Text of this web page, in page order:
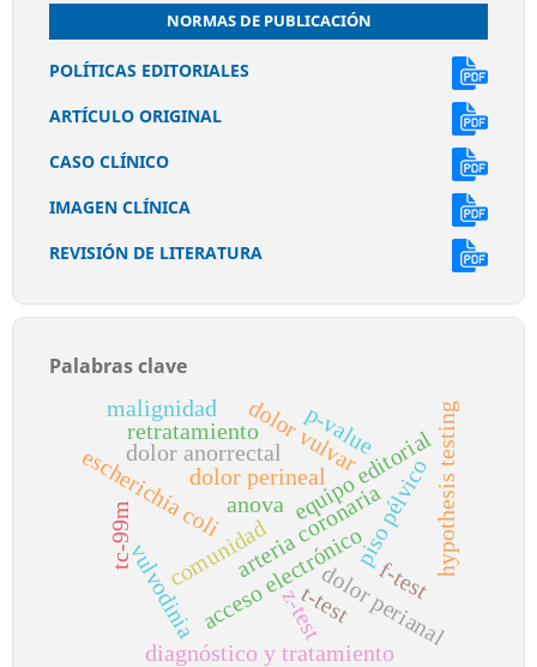
NORMAS DE PUBLICACIÓN
POLÍTICAS EDITORIALES
ARTÍCULO ORIGINAL
CASO CLÍNICO
IMAGEN CLÍNICA
REVISIÓN DE LITERATURA
Palabras clave
equipo editorial
acceso electrónico
comunidad
escherichia colidolor perineal
vulvodinia
dolor vulvar
dolor perianal
piso pélvico
dolor anorrectal
retratamiento hypothesis testing
p-value
z-test
t-test
anova
f-test
arteria coronaria
diagnóstico y tratamiento
malignidad
tc-99m